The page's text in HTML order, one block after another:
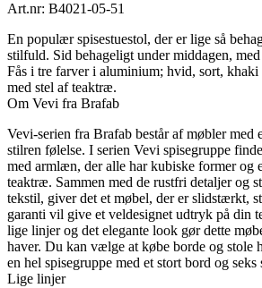
Art.nr: B4021-05-51
En populær spisestuestol, der er lige så
stilfuld. Sid behageligt under middagen,
Fås i tre farver i aluminium; hvid, sort, khaki
med stel af teaktræ.
Om Vevi fra Brafab
Vevi-serien fra Brafab består af møbler med
stilren følelse. I serien Vevi spisegruppe
med armlæn, der alle har kubiske former og
teaktræ. Sammen med de rustfri detaljer og
tekstil, giver det et møbel, der er slidstærkt,
garanti vil give et veldesignet udtryk på din
lige linjer og det elegante look gør dette
haver. Du kan vælge at købe borde og stole
en hel spisegruppe med et stort bord og seks
Lige linjer